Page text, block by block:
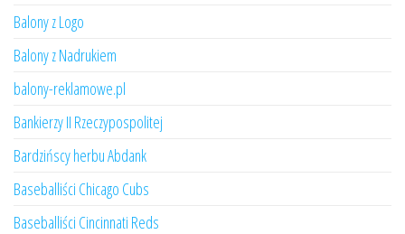
Balony z Logo
Balony z Nadrukiem
balony-reklamowe.pl
Bankierzy II Rzeczypospolitej
Bardzińscy herbu Abdank
Baseballiści Chicago Cubs
Baseballiści Cincinnati Reds